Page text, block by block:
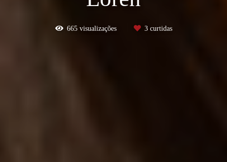
665visualizações 3curtidas